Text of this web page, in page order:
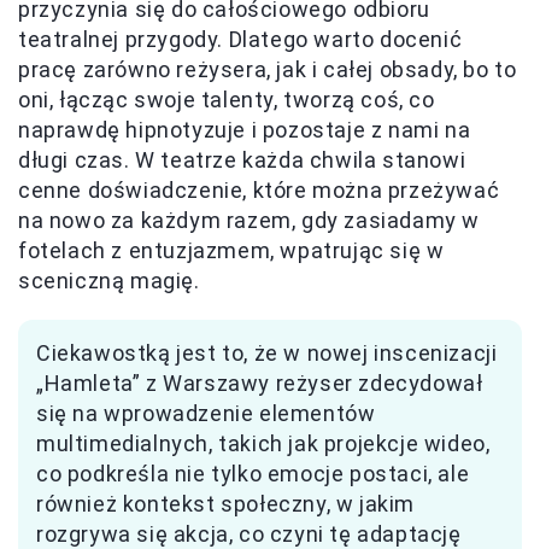
przyczynia się do całościowego odbioru
teatralnej przygody. Dlatego warto docenić
pracę zarówno reżysera, jak i całej obsady, bo to
oni, łącząc swoje talenty, tworzą coś, co
naprawdę hipnotyzuje i pozostaje z nami na
długi czas. W teatrze każda chwila stanowi
cenne doświadczenie, które można przeżywać
na nowo za każdym razem, gdy zasiadamy w
fotelach z entuzjazmem, wpatrując się w
sceniczną magię.
Ciekawostką jest to, że w nowej inscenizacji
„Hamleta” z Warszawy reżyser zdecydował
się na wprowadzenie elementów
multimedialnych, takich jak projekcje wideo,
co podkreśla nie tylko emocje postaci, ale
również kontekst społeczny, w jakim
rozgrywa się akcja, co czyni tę adaptację